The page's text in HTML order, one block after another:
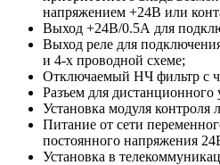
напряжением +24В или
Выход +24В/0.5А для
Выход реле для
и 4-х проводной схеме;
Отключаемый НЧ фильтр с
Разъем для
Установка модуля
Питание от сети
постоянного напряжения
Установка в